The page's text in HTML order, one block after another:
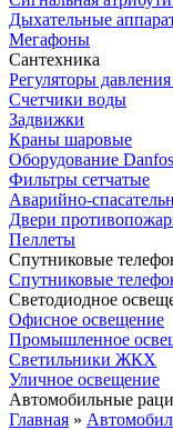
Дыхательные
Мегафоны
Сантехника
Регуляторы
Счетчики воды
Задвижки
Краны шаровые
Оборудование
Фильтры сетчатые
Аварийно-
Двери
Пеллеты
Спутниковые
Спутниковые
Светодиодное
Офисное освещение
Промышленное
Светильники ЖКХ
Уличное освещение
Автомобильные
Главная »